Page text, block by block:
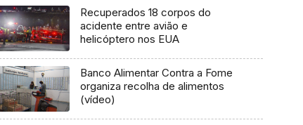
Recuperados 18 corpos do
acidente entre avião e
helicóptero nos EUA
Banco Alimentar Contra a Fome
organiza recolha de alimentos
(vídeo)